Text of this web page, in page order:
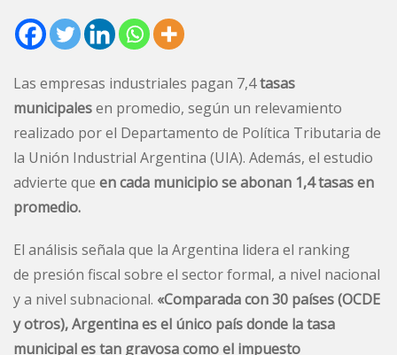
Las empresas industriales pagan 7,4tasas
municipalesen promedio, según un relevamiento
realizado por el Departamento de Política Tributaria de
la Unión Industrial Argentina (UIA). Además, el estudio
advierte que en cada municipio se abonan 1,4 tasas en
promedio.
El análisis señala que la Argentina lidera el ranking
de presión fiscal sobre el sector formal, a nivel nacional
y a nivel subnacional. «Comparada con 30 países (OCDE
y otros), Argentina es el único país donde la tasa
municipal es tan gravosa como el impuesto